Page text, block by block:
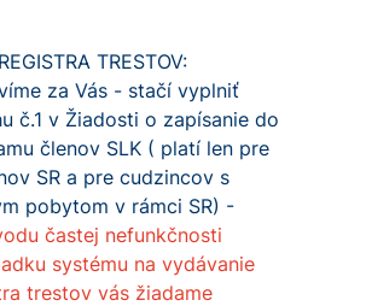
TRESTOV:
za Vás - stačí vyplniť
č.1 v Žiadosti o zapísanie do
členov SLK ( platí len pre
SR a pre cudzincov s
pobytom v rámci SR) -
častej nefunkčnosti
systému na vydávanie
trestov vás žiadame